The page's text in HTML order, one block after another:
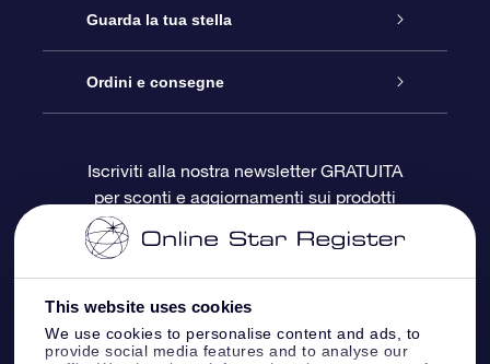
This website uses cookies
We use cookies to personalise content and ads, to
provide social media features and to analyse our
Contattaci
Blog
OSR Recensioni
Online Star Gift
Pacchetto regalo OSR
Gift Card OSR
Doni aziendali
Guarda la tua stella
Registro stellare
Star Page personalizzata
One Million Stars
OSR Starsaver
Ordini e consegne
Informazioni di Pagamento
Politica di reso
Iscriviti alla nostra newsletter GRATUITA
per sconti e aggiornamenti sui prodotti